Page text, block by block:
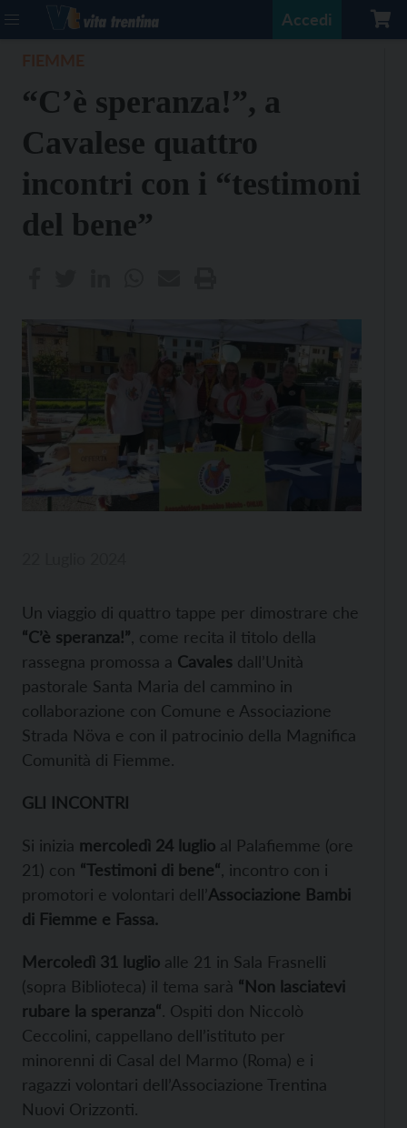
Accedi
“C’è speranza!”, a
Cavalese quattro
incontri con i “testimoni
del bene”
Un viaggio di quattro tappe per dimostrare che
“C’è speranza!” , come recita il titolo della
rassegna promossa a Cavales dall’Unità
pastorale Santa Maria del cammino in
collaborazione con Comune e Associazione
Strada Növa e con il patrocinio della Magnifica
Comunità di Fiemme.
GLI INCONTRI
Si inizia mercoledì 24 luglio al Palafiemme (ore
21) con “Testimoni di bene“ , incontro con i
promotori e volontari dell’Associazione Bambi
di Fiemme e Fassa.
Mercoledì 31 luglio alle 21 in Sala Frasnelli
(sopra Biblioteca) il tema sarà “Non lasciatevi
rubare la speranza“. Ospiti don Niccolò
Ceccolini, cappellano dell’istituto per
minorenni di Casal del Marmo (Roma) e i
ragazzi volontari dell’Associazione Trentina
Nuovi Orizzonti.